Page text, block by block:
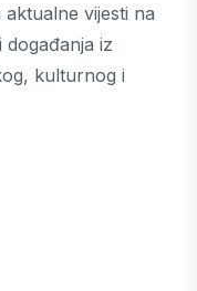
vijesti na
događanja iz
kulturnog i